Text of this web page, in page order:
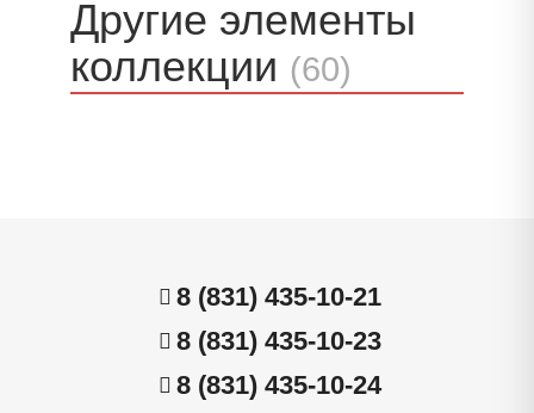
Другие элементы
коллекции (60)
8 (831) 435-10-21
8 (831) 435-10-23
8 (831) 435-10-24